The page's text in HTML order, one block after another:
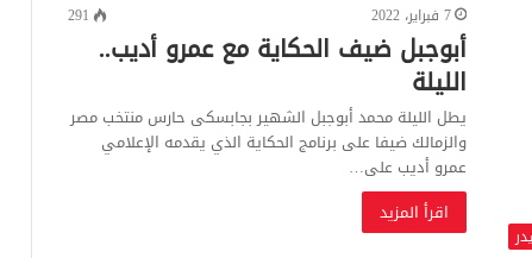
7 فبراير، 2022
291
أبوجبل ضيف الحكاية مع عمرو أديب..
الليلة
يطل الليلة محمد أبوجبل الشهير بجابسكى حارس منتخب مصر
والزمالك ضيفا على برنامج الحكاية الذي يقدمه الإعلامي
عمرو أديب على…
اقرأ المزيد